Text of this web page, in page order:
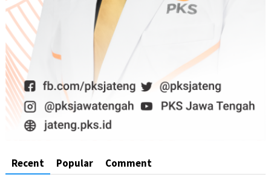
Recent Popular Comment